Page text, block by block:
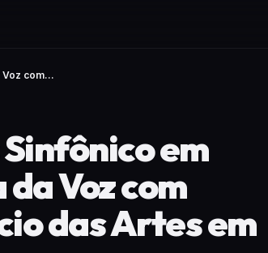
Voz com...
em
Voz com
das Artes em